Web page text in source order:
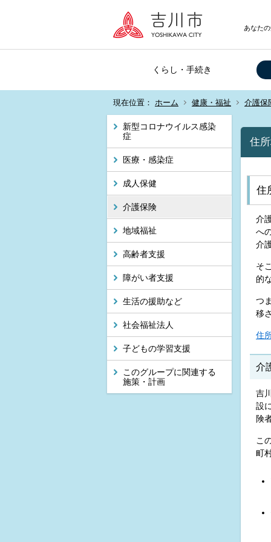
あなた
くらし・手続き
現在位置： ホーム 健康・福祉 介護保
新型コロナウイルス感染
症
医療・感染症
成人保健
介護保険
地域福祉
高齢者支援
障がい者支援
生活の援助など
社会福祉法人
子どもの学習支援
このグループに関連する
施策・計画
住
住
介
へ
介
そ
的
つ
移
住
介
吉
設
険
こ
町